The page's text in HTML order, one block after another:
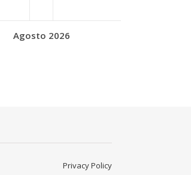
Agosto 2026
Privacy Policy